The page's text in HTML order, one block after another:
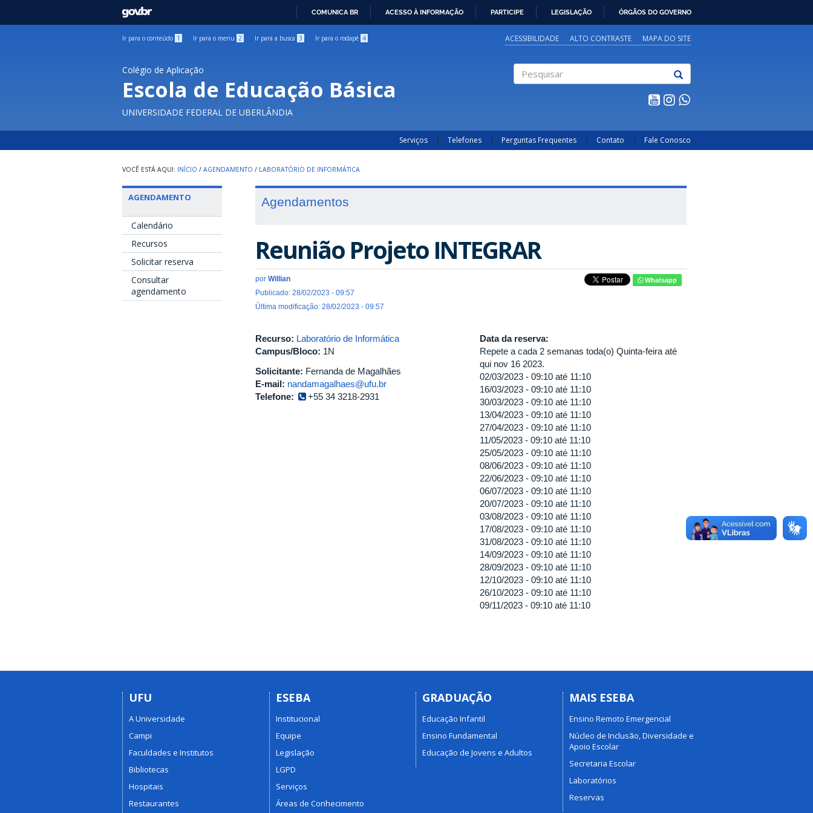
GOVBR
COMUNICA BR ACESSO À INFORMAÇÃO PARTICIPE LEGISLAÇÃO ÓRGÃOS DO GOVERNO
Ir para o conteúdo 1 Ir para o menu 2 Ir para a busca 3 Ir para o rodapé 4 ACESSIBILIDADE ALTO CONTRASTE MAPA DO SITE
Colégio de Aplicação
Escola de Educação Básica
UNIVERSIDADE FEDERAL DE UBERLÂNDIA
Serviços Telefones Perguntas Frequentes Contato Fale Conosco
INÍCIO / AGENDAMENTO / LABORATÓRIO DE INFORMÁTICA
AGENDAMENTO
Calendário
Recursos
Solicitar reserva
Consultar
agendamento
Agendamentos
Reunião Projeto INTEGRAR
por Willian
Publicado: 28/02/2023 - 09:57
Última modificação: 28/02/2023 - 09:57
Whatsapp
Recurso: Laboratório de Informática
Campus/Bloco: 1N
Solicitante: Fernanda de Magalhães
E-mail: nandamagalhaes@ufu.br
Telefone:
+55 34 3218-2931
Data da reserva:
Repete a cada 2 semanas toda(o) Quinta-feira até
qui nov 16 2023.
02/03/2023 -09:10 até 11:10
16/03/2023 -09:10 até 11:10
30/03/2023 -09:10 até 11:10
13/04/2023 -09:10 até 11:10
27/04/2023 -09:10 até 11:10
11/05/2023 -09:10 até 11:10
25/05/2023 -09:10 até 11:10
08/06/2023 -09:10 até 11:10
22/06/2023 -09:10 até 11:10
06/07/2023 -09:10 até 11:10
20/07/2023 -09:10 até 11:10
03/08/2023 -09:10 até 11:10
17/08/2023 -09:10 até 11:10
31/08/2023 -09:10 até 11:10
14/09/2023 -09:10 até 11:10
28/09/2023 -09:10 até 11:10
12/10/2023 -09:10 até 11:10
26/10/2023 -09:10 até 11:10
09/11/2023 -09:10 até 11:10
UFU
A Universidade
Campi
Faculdades e Institutos
Bibliotecas
Hospitais
Restaurantes
ESEBA
Institucional
Equipe
Legislação
LGPD
Serviços
Áreas de Conhecimento
GRADUAÇÃO
Educação Infantil
Ensino Fundamental
Educação de Jovens e Adultos
MAIS ESEBA
Ensino Remoto Emergencial
Núcleo de Inclusão, Diversidade e
Apoio Escolar
Secretaria Escolar
Laboratórios
Reservas